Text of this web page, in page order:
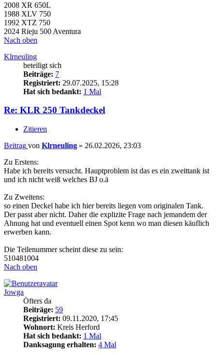
2008 XR 650L
1988 XLV 750
1992 XTZ 750
2024 Rieju 500 Aventura
Nach oben
Klrneuling
beteiligt sich
Beiträge: 7
Registriert: 29.07.2025, 15:28
Hat sich bedankt: 1 Mal
Re: KLR 250 Tankdeckel
Zitieren
Beitrag von Klrneuling » 26.02.2026, 23:03
Zu Erstens:
Habe ich bereits versucht. Hauptproblem ist das es ein zweittank ist
und ich nicht weiß welches BJ o.ä
Zu Zweitens:
so einen Deckel habe ich hier bereits liegen vom originalen Tank.
Der passt aber nicht. Daher die explizite Frage nach jemandem der
Ahnung hat und eventuell einen Spot kenn wo man diesen käuflich
erwerben kann.
Die Teilenummer scheint diese zu sein:
510481004
Nach oben
Jowga
Öfters da
Beiträge: 59
Registriert: 09.11.2020, 17:45
Wohnort: Kreis Herford
Hat sich bedankt: 1 Mal
Danksagung erhalten: 4 Mal